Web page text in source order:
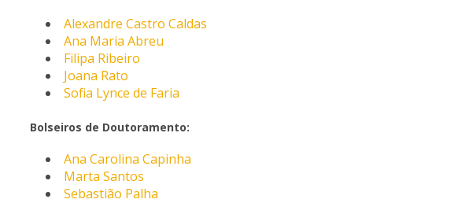
Alexandre Castro Caldas
Ana Maria Abreu
Filipa Ribeiro
Joana Rato
Sofia Lynce de Faria
Bolseiros de Doutoramento:
Ana Carolina Capinha
Marta Santos
Sebastião Palha